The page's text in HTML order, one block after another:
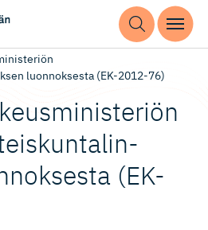
luonnoksesta (EK-2012-76)
(EK-